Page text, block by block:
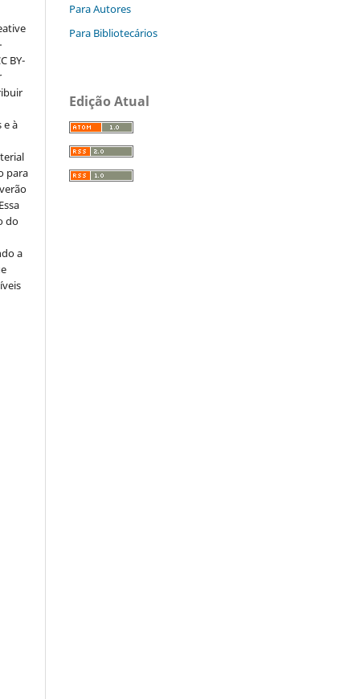
BY-
e à
para
do
a
Para Autores
Para Bibliotecários
Edição Atual